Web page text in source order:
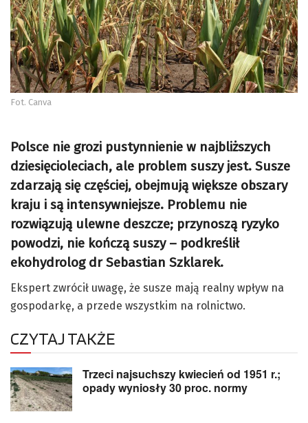
Fot. Canva
Polsce nie grozi pustynnienie w najbliższych
dziesięcioleciach, ale problem suszy jest. Susze
zdarzają się częściej, obejmują większe obszary
kraju i są intensywniejsze. Problemu nie
rozwiązują ulewne deszcze; przynoszą ryzyko
powodzi, nie kończą suszy – podkreślił
ekohydrolog dr Sebastian Szklarek.
Ekspert zwrócił uwagę, że susze mają realny wpływ na
gospodarkę, a przede wszystkim na rolnictwo.
CZYTAJ TAKŻE
Trzeci najsuchszy kwiecień od 1951 r.;
opady wyniosły 30 proc. normy